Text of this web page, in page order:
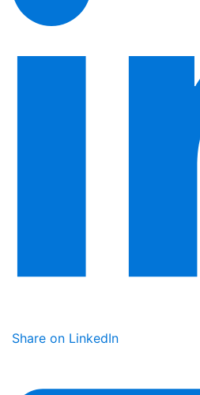
Share on LinkedIn